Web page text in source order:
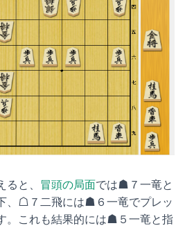
と、 冒頭の局面では☗７一竜と
、☖７二飛には☗６一竜でプレッ
。これも結果的には☗５一竜と指